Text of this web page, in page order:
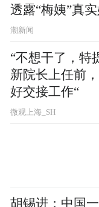
智能锁专业安
AMP
透露“梅姨”真
潮新闻
“不想干了，特
新院长上任前
好交接工作“
微观上海_SH
胡锡进：中国